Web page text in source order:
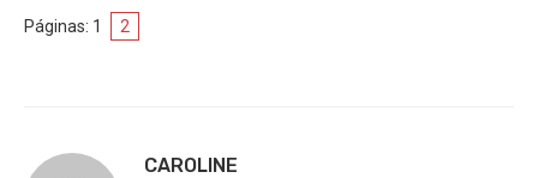
Páginas: 1 2
CAROLINE